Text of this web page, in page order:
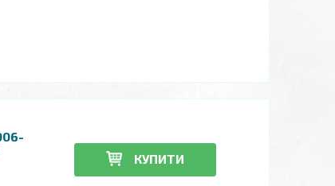
КУПИТИ